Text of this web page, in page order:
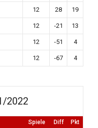
12 28 19
12 -21 13
12 -51 4
12 -67 4
2022
Spiele Diff Pkt